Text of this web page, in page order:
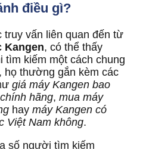
điều gì?
truy vấn liên quan đến từ
Kangen, có thể thấy
tìm kiếm một cách chung
họ thường gắn kèm các
giá máy Kangen bao
hãng, mua máy
hay máy Kangen có
Việt Nam không.
số người tìm kiếm